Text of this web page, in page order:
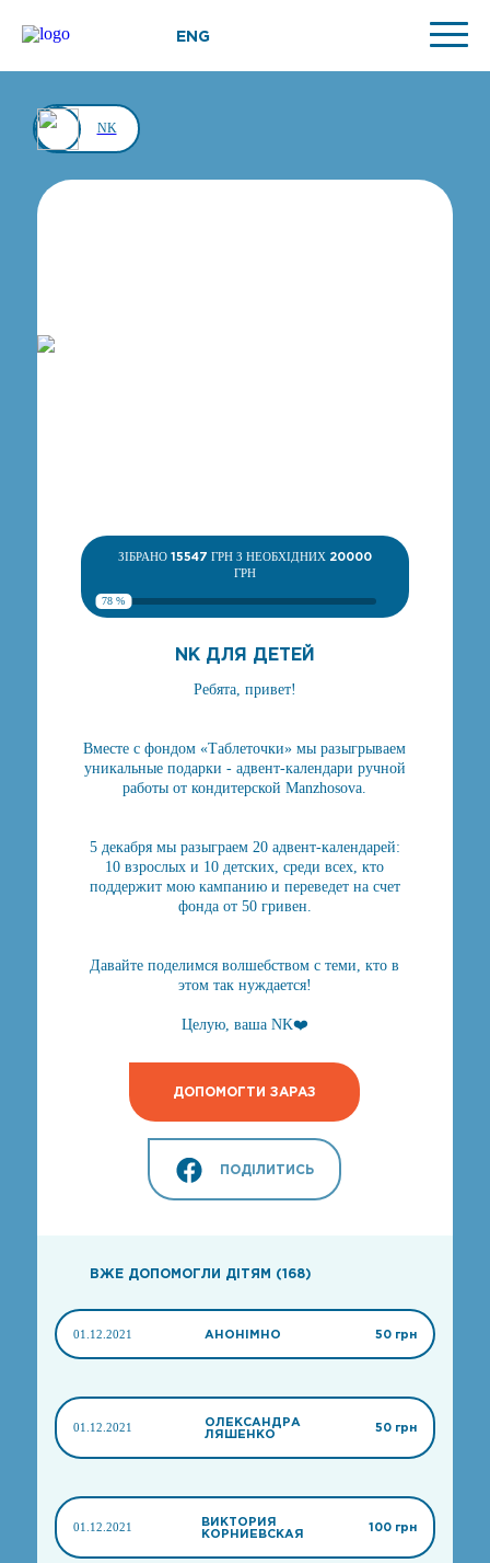
ENG
NK
ЗІБРАНО 15547 ГРН З НЕОБХІДНИХ 20000
ГРН
78 %
NK ДЛЯ ДЕТЕЙ
Ребята, привет!
Вместе с фондом «Таблеточки» мы разыгрываем
уникальные подарки - адвент-календари ручной
работы от кондитерской Manzhosova.
5 декабря мы разыграем 20 адвент-календарей:
10 взрослых и 10 детских, среди всех, кто
поддержит мою кампанию и переведет на счет
фонда от 50 гривен.
Давайте поделимся волшебством с теми, кто в
этом так нуждается!
Целую, ваша NK❤️
ДОПОМОГТИ ЗАРАЗ
ПОДІЛИТИСЬ
ВЖЕ ДОПОМОГЛИ ДІТЯМ (168)
01.12.2021 АНОНІМНО 50 грн
01.12.2021
ОЛЕКСАНДРА
ЛЯШЕНКО
50 грн
01.12.2021
ВИКТОРИЯ
КОРНИЕВСКАЯ
100 грн